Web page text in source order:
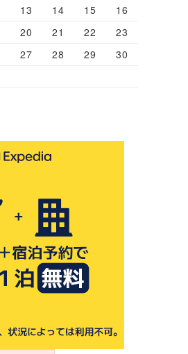
13 14 15
16
20 21 22
23
27 28 29
30